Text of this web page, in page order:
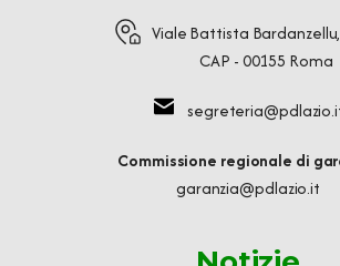
Viale Battista
CAP - 00155 Roma
Commissione regionale di
garanzia@pdlazio.it